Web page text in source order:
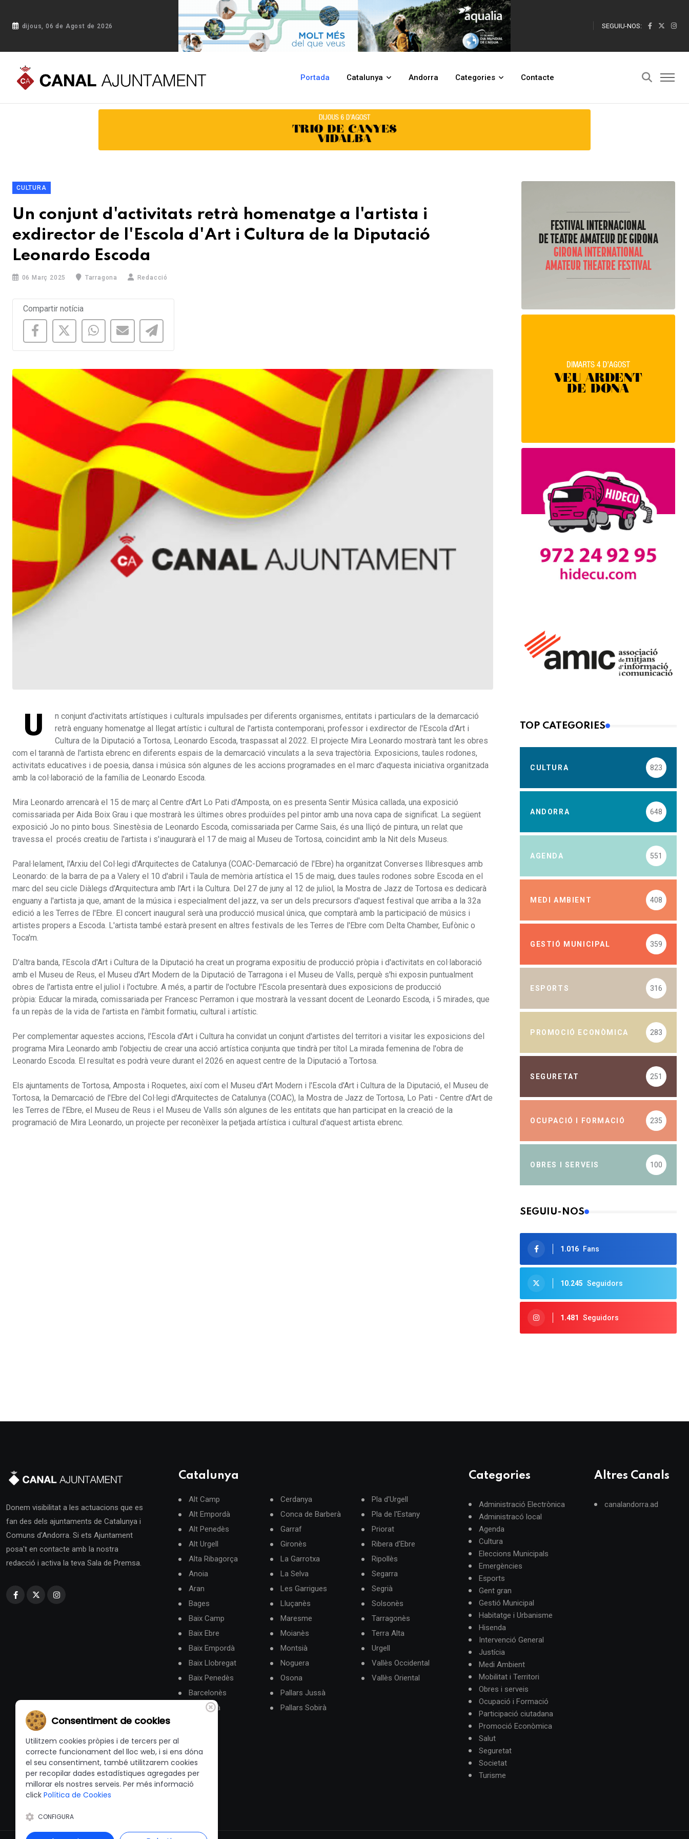
dijous, 06 de Agost de 2026 SEGUIU-NOS:
Portada Catalunya Andorra Categories Contacte
Portada Blog Un conjunt d'activitats retrà homenatge a l'artista i exdirector de l'Escola d'Art i Cultura de la Diputació Leonardo Escoda
CULTURA
Un conjunt d'activitats retrà homenatge a l'artista i
exdirector de l'Escola d'Art i Cultura de la Diputació
Leonardo Escoda
06 Març 2025 Tarragona Redacció
Compartir notícia
U
n conjunt d'activitats artístiques i culturals impulsades per diferents organismes, entitats i particulars de la demarcació
retrà enguany homenatge al llegat artístic i cultural de l'artista contemporani, professor i exdirector de l'Escola d'Art i
Cultura de la Diputació a Tortosa, Leonardo Escoda, traspassat al 2022. El projecte Mira Leonardo mostrarà tant les obres
com el tarannà de l'artista ebrenc en diferents espais de la demarcació vinculats a la seva trajectòria. Exposicions, taules rodones,
activitats educatives i de poesia, dansa i música són algunes de les accions programades en el marc d'aquesta iniciativa organitzada
amb la col·laboració de la família de Leonardo Escoda.
Mira Leonardo arrencarà el 15 de març al Centre d'Art Lo Pati d'Amposta, on es presenta Sentir Música callada, una exposició
comissariada per Aida Boix Grau i que mostrarà les últimes obres produïdes pel pintor amb una nova capa de significat. La següent
exposició Jo no pinto bous. Sinestèsia de Leonardo Escoda, comissariada per Carme Sais, és una lliçó de pintura, un relat que
travessa el procés creatiu de l'artista i s'inaugurarà el 17 de maig al Museu de Tortosa, coincidint amb la Nit dels Museus.
Paral·lelament, l'Arxiu del Col·legi d'Arquitectes de Catalunya (COAC-Demarcació de l'Ebre) ha organitzat Converses llibresques amb
Leonardo: de la barra de pa a Valery el 10 d'abril i Taula de memòria artística el 15 de maig, dues taules rodones sobre Escoda en el
marc del seu cicle Diàlegs d'Arquitectura amb l'Art i la Cultura. Del 27 de juny al 12 de juliol, la Mostra de Jazz de Tortosa es dedicarà
enguany a l'artista ja que, amant de la música i especialment del jazz, va ser un dels precursors d'aquest festival que arriba a la 32a
edició a les Terres de l'Ebre. El concert inaugural serà una producció musical única, que comptarà amb la participació de músics i
artistes propers a Escoda. L'artista també estarà present en altres festivals de les Terres de l'Ebre com Delta Chamber, Eufònic o
Toca'm.
D'altra banda, l'Escola d'Art i Cultura de la Diputació ha creat un programa expositiu de producció pròpia i d'activitats en col·laboració
amb el Museu de Reus, el Museu d'Art Modern de la Diputació de Tarragona i el Museu de Valls, perquè s'hi exposin puntualment
obres de l'artista entre el juliol i l'octubre. A més, a partir de l'octubre l'Escola presentarà dues exposicions de producció
pròpia: Educar la mirada, comissariada per Francesc Perramon i que mostrarà la vessant docent de Leonardo Escoda, i 5 mirades, que
fa un repàs de la vida de l'artista en l'àmbit formatiu, cultural i artístic.
Per complementar aquestes accions, l'Escola d'Art i Cultura ha convidat un conjunt d'artistes del territori a visitar les exposicions del
programa Mira Leonardo amb l'objectiu de crear una acció artística conjunta que tindrà per títol La mirada femenina de l'obra de
Leonardo Escoda. El resultat es podrà veure durant el 2026 en aquest centre de la Diputació a Tortosa.
Els ajuntaments de Tortosa, Amposta i Roquetes, així com el Museu d'Art Modern i l'Escola d'Art i Cultura de la Diputació, el Museu de
Tortosa, la Demarcació de l'Ebre del Col·legi d'Arquitectes de Catalunya (COAC), la Mostra de Jazz de Tortosa, Lo Pati - Centre d'Art de
les Terres de l'Ebre, el Museu de Reus i el Museu de Valls són algunes de les entitats que han participat en la creació de la
programació de Mira Leonardo, un projecte per reconèixer la petjada artística i cultural d'aquest artista ebrenc.
TOP CATEGORIES
CULTURA 823
ANDORRA 648
AGENDA 551
MEDI AMBIENT 408
GESTIÓ MUNICIPAL 359
ESPORTS 316
PROMOCIÓ ECONÒMICA 283
SEGURETAT 251
OCUPACIÓ I FORMACIÓ 235
OBRES I SERVEIS 100
SEGUIU-NOS
1.016 Fans
10.245 Seguidors
1.481 Seguidors
Donem visibilitat a les actuacions que es
fan des dels ajuntaments de Catalunya i
Comuns d'Andorra. Si ets Ajuntament
posa't en contacte amb la nostra
redacció i activa la teva Sala de Premsa.
Catalunya
Alt Camp
Alt Empordà
Alt Penedès
Alt Urgell
Alta Ribagorça
Anoia
Aran
Bages
Baix Camp
Baix Ebre
Baix Empordà
Baix Llobregat
Baix Penedès
Barcelonès
Berguedà
Cerdanya
Conca de Barberà
Garraf
Gironès
La Garrotxa
La Selva
Les Garrigues
Lluçanès
Maresme
Moianès
Montsià
Noguera
Osona
Pallars Jussà
Pallars Sobirà
Pla d'Urgell
Pla de l'Estany
Priorat
Ribera d'Ebre
Ripollès
Segarra
Segrià
Solsonès
Tarragonès
Terra Alta
Urgell
Vallès Occidental
Vallès Oriental
Categories
Administració Electrònica
Administracó local
Agenda
Cultura
Eleccions Municipals
Emergències
Esports
Gent gran
Gestió Municipal
Habitatge i Urbanisme
Hisenda
Intervenció General
Justícia
Medi Ambient
Mobilitat i Territori
Obres i serveis
Ocupació i Formació
Participació ciutadana
Promoció Econòmica
Salut
Seguretat
Societat
Turisme
Altres Canals
canalandorra.ad
Consentiment de cookies
Utilitzem cookies pròpies i de tercers per al
correcte funcionament del lloc web, i si ens dóna
el seu consentiment, també utilitzarem cookies
per recopilar dades estadístiques agregades per
millorar els nostres serveis. Per més informació
click Política de Cookies
CONFIGURA